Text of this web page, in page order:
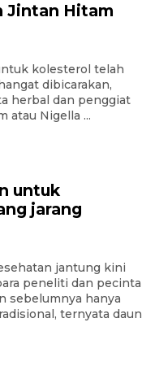
Jintan Hitam
kolesterol telah
dibicarakan,
herbal dan penggiat
atau Nigella ...
untuk
jarang
jantung kini
peneliti dan pecinta
sebelumnya hanya
ternyata daun